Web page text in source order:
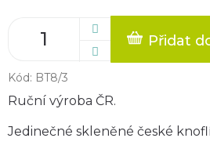
Přidat
Kód: BT8/3
Ruční výroba ČR.
Jedinečné skleněné české